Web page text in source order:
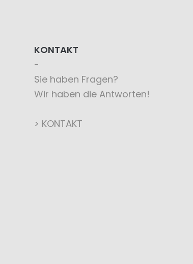
KONTAKT
Sie haben Fragen?
Wir haben die Antworten!
> KONTAKT